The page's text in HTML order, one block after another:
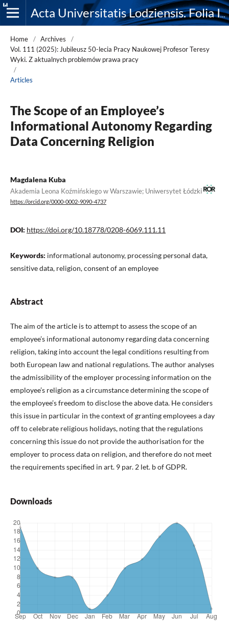
Acta Universitatis Lodziensis. Folia Iuridica
Home / Archives
/
Vol. 111 (2025): Jubileusz 50-lecia Pracy Naukowej Profesor Teresy
Wyki. Z aktualnych problemów prawa pracy
/
Articles
The Scope of an Employee’s
Informational Autonomy Regarding
Data Concerning Religion
Magdalena Kuba
Akademia Leona Koźmińskiego w Warszawie; Uniwersytet Łódzki
https://orcid.org/0000-0002-9090-4737
DOI: https://doi.org/10.18778/0208-6069.111.11
Keywords: informational autonomy, processing personal data,
sensitive data, religion, consent of an employee
Abstract
The aim of the article is to attempt to assess the scope of an
employee’s informational autonomy regarding data concerning
religion, taking into account the legal conditions resulting from
both European law and national regulations. The author analyses
the admissibility of the employer processing information on the
employee’s religion as a circumstance determining the scope of
the employee’s freedom to disclose the above data. He considers
this issue in particular in the context of granting employees a day
off to celebrate religious holidays, noting that the regulations
concerning this issue do not provide the authorisation for the
employer to process data on religion, and therefore do not meet
the requirements specified in art. 9 par. 2 let. b of GDPR.
Downloads